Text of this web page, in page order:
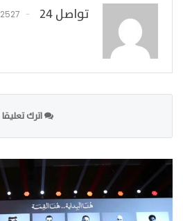
تواصل 24 2527 المشاركات
اترك تعليقا